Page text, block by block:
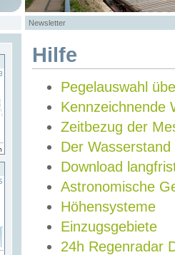
Newsletter
Hilfe
Pegelauswahl
Kennzeichnende
Zeitbezug der
Der Wasserstand
Download
Astronomische
Höhensysteme
Einzugsgebiete
24h Regenradar